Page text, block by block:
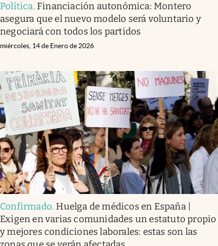
Política. Financiación autonómica: Montero
asegura que el nuevo modelo será voluntario y
negociará con todos los partidos
miércoles, 14 de Enero de 2026
Confirmado. Huelga de médicos en España |
Exigen en varias comunidades un estatuto propio
y mejores condiciones laborales: estas son las